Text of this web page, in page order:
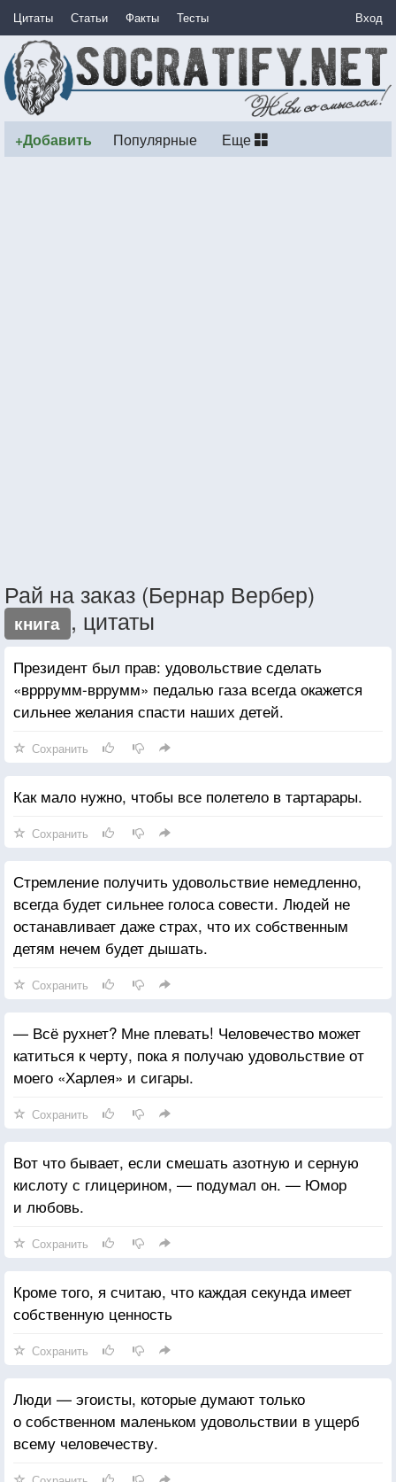
Цитаты Статьи Факты Тесты Вход
+Добавить Популярные Еще
Рай на заказ (Бернар Вербер)
книга , цитаты
Президент был прав: удовольствие сделать
«врррумм-вррумм» педалью газа всегда окажется
сильнее желания спасти наших детей.
Сохранить
Как мало нужно, чтобы все полетело в тартарары.
Сохранить
Стремление получить удовольствие немедленно,
всегда будет сильнее голоса совести. Людей не
останавливает даже страх, что их собственным
детям нечем будет дышать.
Сохранить
— Всё рухнет? Мне плевать! Человечество может
катиться к черту, пока я получаю удовольствие от
моего «Харлея» и сигары.
Сохранить
Вот что бывает, если смешать азотную и серную
кислоту с глицерином, — подумал он. — Юмор
и любовь.
Сохранить
Кроме того, я считаю, что каждая секунда имеет
собственную ценность
Сохранить
Люди — эгоисты, которые думают только
о собственном маленьком удовольствии в ущерб
всему человечеству.